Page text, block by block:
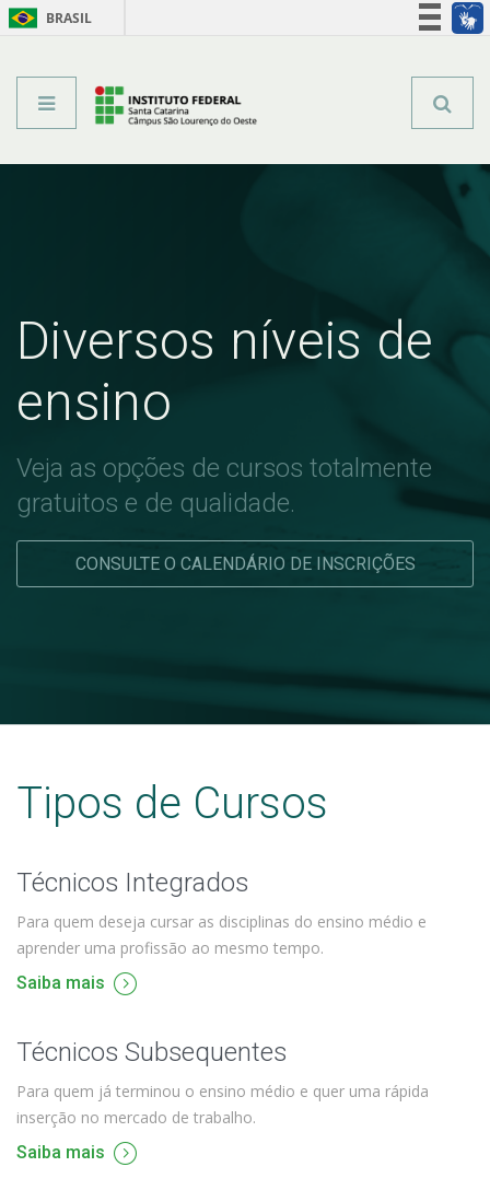
BRASIL
Diversos níveis de
ensino
Veja as opções de cursos totalmente
gratuitos e de qualidade.
CONSULTE O CALENDÁRIO DE INSCRIÇÕES
Tipos de Cursos
Técnicos Integrados
Para quem deseja cursar as disciplinas do ensino médio e
aprender uma profissão ao mesmo tempo.
Saiba mais
Técnicos Subsequentes
Para quem já terminou o ensino médio e quer uma rápida
inserção no mercado de trabalho.
Saiba mais